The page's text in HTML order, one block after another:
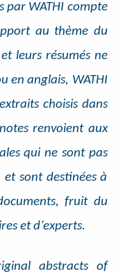
par WATHI compte
au thème du
leurs résumés ne
en anglais, WATHI
choisis dans
renvoient aux
qui ne sont pas
et sont destinées à
fruit du
et d’experts.
abstracts of